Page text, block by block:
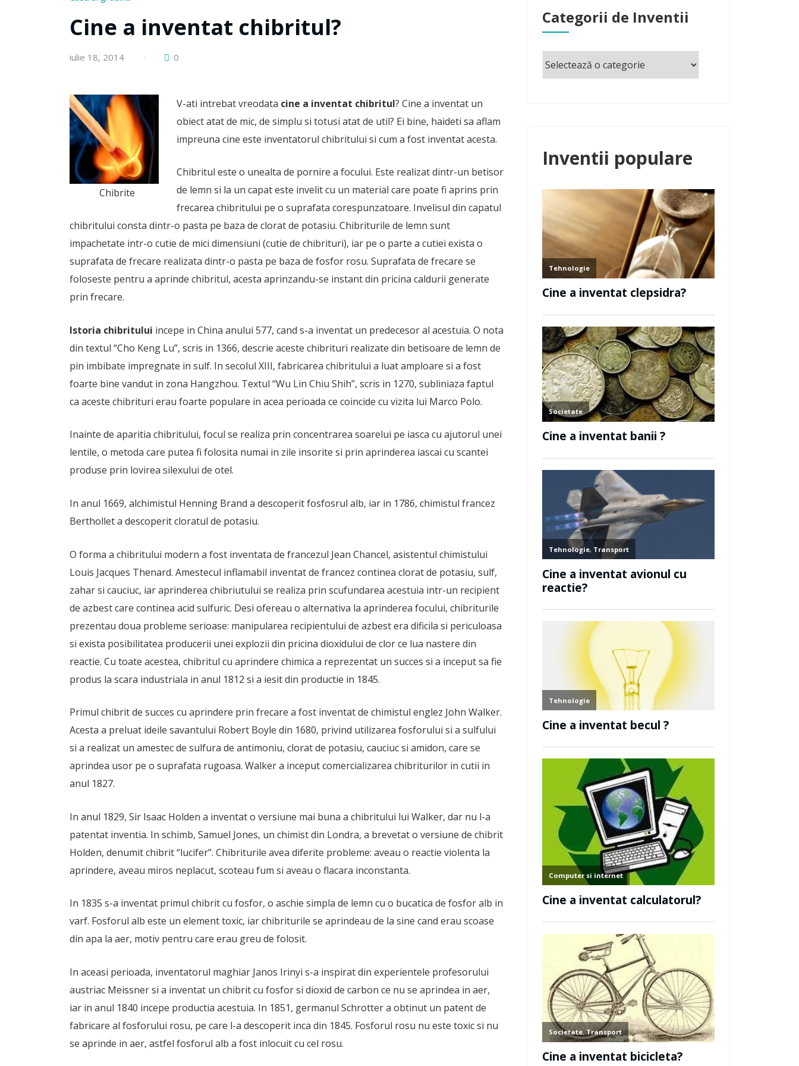
Cine a inventat chibritul?
iulie 18, 2014 0
Chibrite
V-ati intrebat vreodata cine a inventat chibritul? Cine a inventat un
obiect atat de mic, de simplu si totusi atat de util? Ei bine, haideti sa aflam
impreuna cine este inventatorul chibritului si cum a fost inventat acesta.
Chibritul este o unealta de pornire a focului. Este realizat dintr-un betisor
de lemn si la un capat este invelit cu un material care poate fi aprins prin
frecarea chibritului pe o suprafata corespunzatoare. Invelisul din capatul
chibritului consta dintr-o pasta pe baza de clorat de potasiu. Chibriturile de lemn sunt
impachetate intr-o cutie de mici dimensiuni (cutie de chibrituri), iar pe o parte a cutiei exista o
suprafata de frecare realizata dintr-o pasta pe baza de fosfor rosu. Suprafata de frecare se
foloseste pentru a aprinde chibritul, acesta aprinzandu-se instant din pricina caldurii generate
prin frecare.
Istoria chibritului incepe in China anului 577, cand s-a inventat un predecesor al acestuia. O nota
din textul “Cho Keng Lu”, scris in 1366, descrie aceste chibrituri realizate din betisoare de lemn de
pin imbibate impregnate in sulf. In secolul XIII, fabricarea chibritului a luat amploare si a fost
foarte bine vandut in zona Hangzhou. Textul “Wu Lin Chiu Shih”, scris in 1270, subliniaza faptul
ca aceste chibrituri erau foarte populare in acea perioada ce coincide cu vizita lui Marco Polo.
Inainte de aparitia chibritului, focul se realiza prin concentrarea soarelui pe iasca cu ajutorul unei
lentile, o metoda care putea fi folosita numai in zile insorite si prin aprinderea iascai cu scantei
produse prin lovirea silexului de otel.
In anul 1669, alchimistul Henning Brand a descoperit fosfosrul alb, iar in 1786, chimistul francez
Berthollet a descoperit cloratul de potasiu.
O forma a chibritului modern a fost inventata de francezul Jean Chancel, asistentul chimistului
Louis Jacques Thenard. Amestecul inflamabil inventat de francez continea clorat de potasiu, sulf,
zahar si cauciuc, iar aprinderea chibriutului se realiza prin scufundarea acestuia intr-un recipient
de azbest care continea acid sulfuric. Desi ofereau o alternativa la aprinderea focului, chibriturile
prezentau doua probleme serioase: manipularea recipientului de azbest era dificila si periculoasa
si exista posibilitatea producerii unei explozii din pricina dioxidului de clor ce lua nastere din
reactie. Cu toate acestea, chibritul cu aprindere chimica a reprezentat un succes si a inceput sa fie
produs la scara industriala in anul 1812 si a iesit din productie in 1845.
Primul chibrit de succes cu aprindere prin frecare a fost inventat de chimistul englez John Walker.
Acesta a preluat ideile savantului Robert Boyle din 1680, privind utilizarea fosforului si a sulfului
si a realizat un amestec de sulfura de antimoniu, clorat de potasiu, cauciuc si amidon, care se
aprindea usor pe o suprafata rugoasa. Walker a inceput comercializarea chibriturilor in cutii in
anul 1827.
In anul 1829, Sir Isaac Holden a inventat o versiune mai buna a chibritului lui Walker, dar nu l-a
patentat inventia. In schimb, Samuel Jones, un chimist din Londra, a brevetat o versiune de chibrit
Holden, denumit chibrit “lucifer”. Chibriturile avea diferite probleme: aveau o reactie violenta la
aprindere, aveau miros neplacut, scoteau fum si aveau o flacara inconstanta.
In 1835 s-a inventat primul chibrit cu fosfor, o aschie simpla de lemn cu o bucatica de fosfor alb in
varf. Fosforul alb este un element toxic, iar chibriturile se aprindeau de la sine cand erau scoase
din apa la aer, motiv pentru care erau greu de folosit.
In aceasi perioada, inventatorul maghiar Janos Irinyi s-a inspirat din experientele profesorului
austriac Meissner si a inventat un chibrit cu fosfor si dioxid de carbon ce nu se aprindea in aer,
iar in anul 1840 incepe productia acestuia. In 1851, germanul Schrotter a obtinut un patent de
fabricare al fosforului rosu, pe care l-a descoperit inca din 1845. Fosforul rosu nu este toxic si nu
se aprinde in aer, astfel fosforul alb a fost inlocuit cu cel rosu.
Categorii de Inventii
Inventii populare